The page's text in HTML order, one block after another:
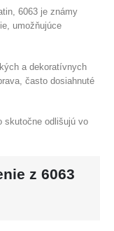
6063 je známy
umožňujúce
a dekoratívnych
často dosiahnuté
skutočne odlišujú vo
z 6063